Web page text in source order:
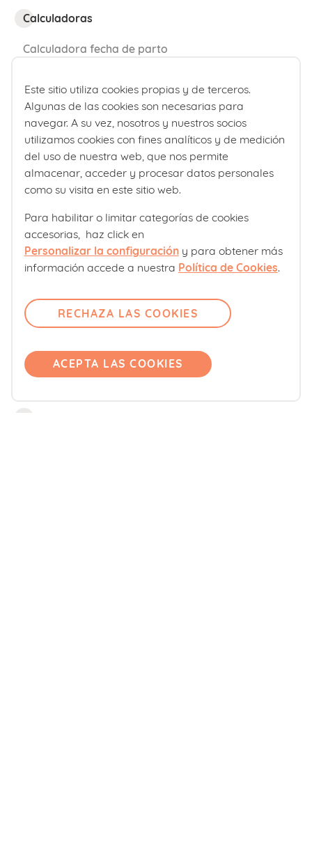
Calculadoras
Calculadora fecha de parto
¿Quiénes somos?
Comité editorial
Laboratorios Ordesa
Política editorial
Club familias
Sobre nosotros
Comité editorial
Pregúntanos
Únete
Accede
Este sitio utiliza cookies propias y de terceros.
Algunas de las cookies son necesarias para
navegar. A su vez, nosotros y nuestros socios
utilizamos cookies con fines analíticos y de medición
del uso de nuestra web, que nos permite
almacenar, acceder y procesar datos personales
como su visita en este sitio web.
Para habilitar o limitar categorías de cookies
accesorias, haz click en
Personalizar la configuracióny para obtener más
información accede a nuestra Política de Cookies.
RECHAZA LAS COOKIES
ACEPTA LAS COOKIES